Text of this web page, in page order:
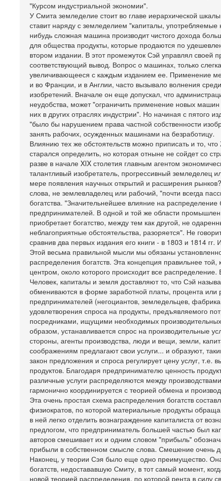
"Курсом индустриальной экономии".
У Смита земледелие стоит во главе иерархической
ставит наряду с земледелием "капиталы,
нибудь сложная машина производит чистого дохода
для общества продукты, которые продаются по
втором издании. В этот промежуток Сэй управлял своей
соответствующий вывод. Вопрос о машинах, только
увеличивающееся с каждым изданием ее. Применение
и во Франции, и в Англии, часто вызывало волнения
изобретений. Вначале он еще допускал, что
неудобства, может "ограничить применение новых
них в других отраслях индустрии". Но начиная с пятого
"было бы нарушением права частной собственности
занять рабочих, осужденных машинами на безработицу.
Влиянию тех же обстоятельств можно приписать и то,
старался определить, но которая отныне не сойдет со
разве в начале XIX столетия главным агентом
талантливый изобретатель, прогрессивный земледелец
мере появления научных открытий и расширения
слова, не землевладелец или рабочий, "почти всегда
богатства. "Значительнейшее влияние на распределение
предпринимателей. В одной и той же области
приобретает богатство, между тем как другой, не
неблагоприятные обстоятельства, разоряется". Не
сравнив два первых издания его книги - в 1803 и 1814
Этой весьма правильной мысли мы обязаны
распределения богатств. Эта концепция правильнее
центром, около которого происходит все
Человек, капиталы и земля доставляют то, что Сэй
обмениваются в форме заработной платы, процента
предпринимателей (негоциантов, земледельцев,
удовлетворения спроса на продукты, предъявляемого
посредниками, ищущими необходимых производительных
образом, устанавливается спрос на производительные
стороны, агенты производства, люди и вещи, земли,
соображениям предлагают свои услуги... и образуют,
закон предложения и спроса регулирует цену услуг, т.е.
продуктов. Благодаря предпринимателю ценность
различные услуги распределяются между
гармонично координируется с теорией обмена и
Эта очень простая схема распределения богатств
физиократов, по которой материальные продукты
в ней легко отделить вознаграждение капиталиста от
предлогом, что предприниматель большей частью был
авторов смешивает их и одним словом "прибыль"
прибыли в собственном смысле слова. Смешение очень
Наконец, у теории Сэя было еще одно преимущество.
богатств, недостававшую Смиту, в тот самый момент,
новой теорией распределения, по которой рента в силу